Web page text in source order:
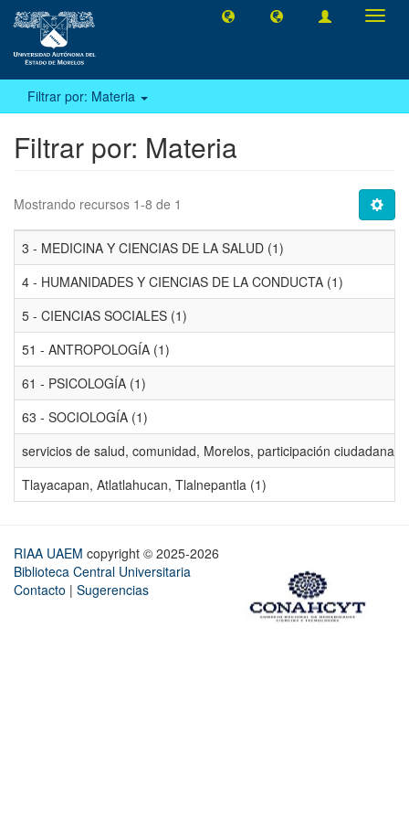
Filtrar por: Materia
Filtrar por: Materia
Mostrando recursos 1-8 de 1
3 - MEDICINA Y CIENCIAS DE LA SALUD (1)
4 - HUMANIDADES Y CIENCIAS DE LA CONDUCTA (1)
5 - CIENCIAS SOCIALES (1)
51 - ANTROPOLOGÍA (1)
61 - PSICOLOGÍA (1)
63 - SOCIOLOGÍA (1)
servicios de salud, comunidad, Morelos, participación
Tlayacapan, Atlatlahucan, Tlalnepantla (1)
RIAA UAEM copyright © 2025-2026
Biblioteca Central Universitaria
Contacto | Sugerencias